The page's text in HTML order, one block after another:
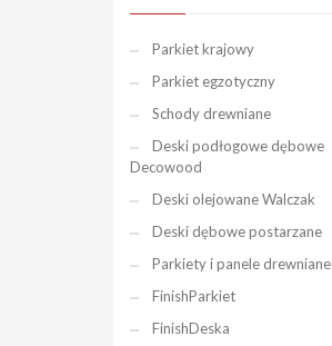
Parkiet krajowy
Parkiet egzotyczny
Schody drewniane
Deski podłogowe dębowe
Decowood
Deski olejowane Walczak
Deski dębowe postarzane
Parkiety i panele drewniane
FinishParkiet
FinishDeska